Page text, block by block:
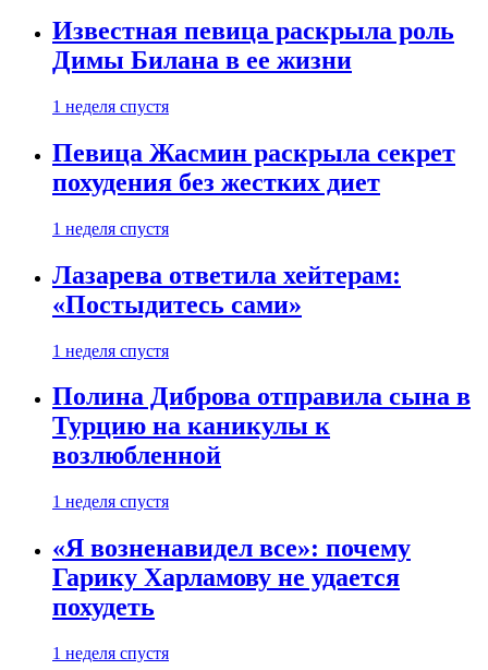
Известная певица раскрыла роль
Димы Билана в ее жизни
1 неделя спустя
Певица Жасмин раскрыла секрет
похудения без жестких диет
1 неделя спустя
Лазарева ответила хейтерам:
«Постыдитесь сами»
1 неделя спустя
Полина Диброва отправила сына в
Турцию на каникулы к
возлюбленной
1 неделя спустя
«Я возненавидел все»: почему
Гарику Харламову не удается
похудеть
1 неделя спустя